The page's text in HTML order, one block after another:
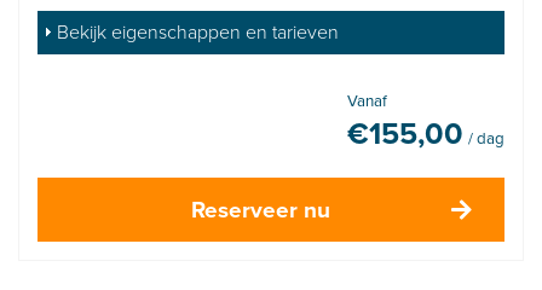
Bekijk eigenschappen en tarieven
Vanaf
€155,00 / dag
Reserveer nu